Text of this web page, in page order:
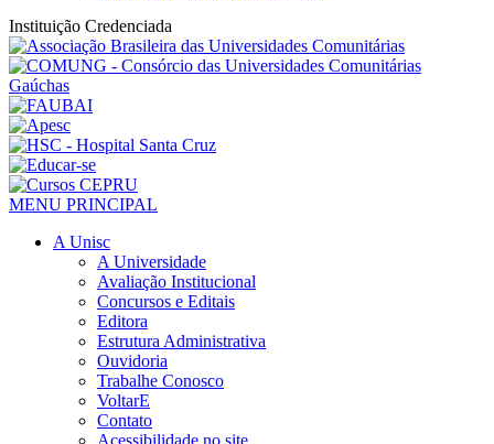
Instituição Credenciada
MENU PRINCIPAL
A Unisc
A Universidade
Avaliação Institucional
Concursos e Editais
Editora
Estrutura Administrativa
Ouvidoria
Trabalhe Conosco
VoltarE
Contato